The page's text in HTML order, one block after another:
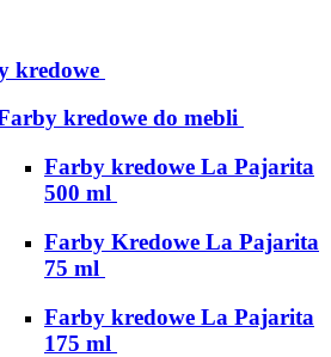
kredowe
kredowe do mebli
Farby kredowe La Pajarita
500 ml
Farby Kredowe La Pajarita
75 ml
Farby kredowe La Pajarita
175 ml